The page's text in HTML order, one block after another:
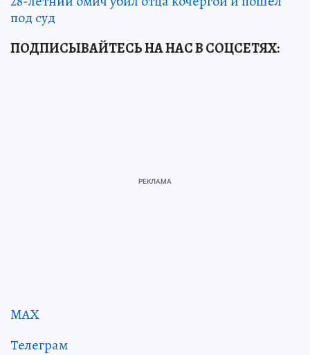
под суд
ПОДПИСЫВАЙТЕСЬ НА НАС В СОЦСЕТЯХ:
MAX
Телеграм